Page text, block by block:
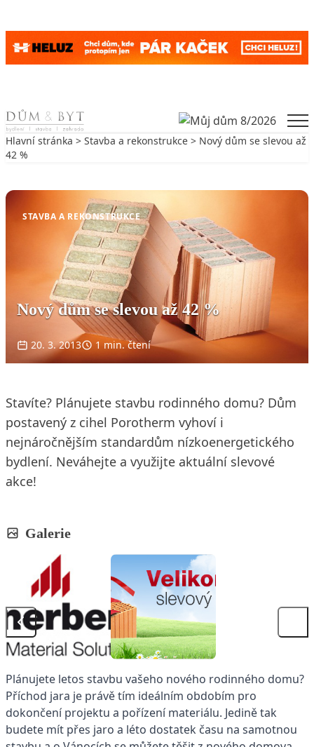
Skip to content
Hlavní stránka > Stavba a rekonstrukce > Nový dům se slevou až
42 %
STAVBA A REKONSTRUKCE
Nový dům se slevou až 42 %
20. 3. 2013 1 min. čtení
Stavíte? Plánujete stavbu rodinného domu? Dům
postavený z cihel Porotherm vyhoví i
nejnáročnějším standardům nízkoenergetického
bydlení. Neváhejte a využijte aktuální slevové
akce!
Galerie
Plánujete letos stavbu vašeho nového rodinného domu?
Příchod jara je právě tím ideálním obdobím pro
dokončení projektu a pořízení materiálu. Jedině tak
budete mít přes jaro a léto dostatek času na samotnou